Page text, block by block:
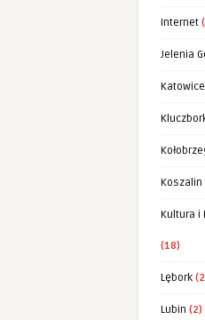
Internet
Jelenia
Katowice
Koszalin
Kultura i
(18)
Lębork
Lubin (2)